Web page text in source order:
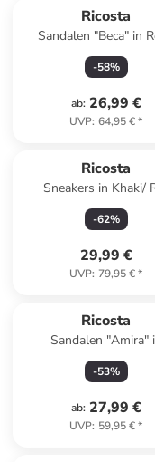
Ricosta
Sandalen "Beca" in
-58%
ab: 26,99 €
UVP: 64,95 €*
Ricosta
Sneakers in Khaki/
-62%
29,99 €
UVP: 79,95 €*
Ricosta
Sandalen "Amira"
Dunkelblau
-53%
ab: 27,99 €
UVP: 59,95 €*